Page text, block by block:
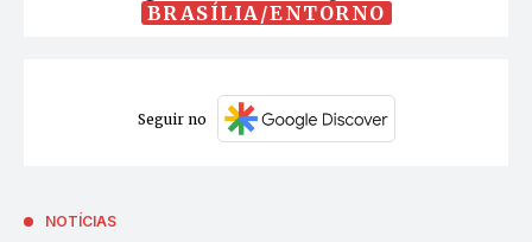
BRASÍLIA/ENTORNO
Seguir no
NOTÍCIAS